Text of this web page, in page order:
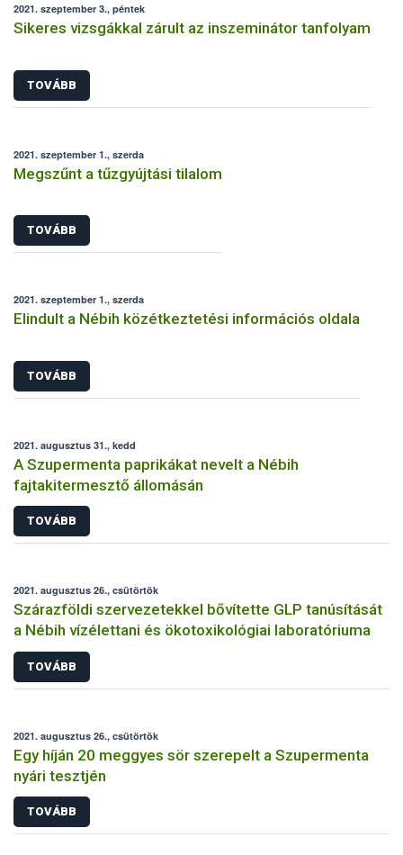
2021. szeptember 3., péntek
Sikeres vizsgákkal zárult az inszeminátor tanfolyam
TOVÁBB
2021. szeptember 1., szerda
Megszűnt a tűzgyújtási tilalom
TOVÁBB
2021. szeptember 1., szerda
Elindult a Nébih közétkeztetési információs oldala
TOVÁBB
2021. augusztus 31., kedd
A Szupermenta paprikákat nevelt a Nébih
fajtakitermesztő állomásán
TOVÁBB
2021. augusztus 26., csütörtök
Szárazföldi szervezetekkel bővítette GLP tanúsítását
a Nébih vízélettani és ökotoxikológiai laboratóriuma
TOVÁBB
2021. augusztus 26., csütörtök
Egy híján 20 meggyes sör szerepelt a Szupermenta
nyári tesztjén
TOVÁBB